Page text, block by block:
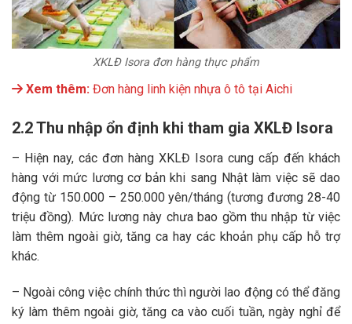
XKLĐ Isora đơn hàng thực phẩm
Xem thêm: Đơn hàng linh kiện nhựa ô tô tại Aichi
2.2 Thu nhập ổn định khi tham gia XKLĐ Isora
– Hiện nay, các đơn hàng XKLĐ Isora cung cấp đến khách
hàng với mức lương cơ bản khi sang Nhật làm việc sẽ dao
động từ 150.000 – 250.000 yên/tháng (tương đương 28-40
triệu đồng). Mức lương này chưa bao gồm thu nhập từ việc
làm thêm ngoài giờ, tăng ca hay các khoản phụ cấp hỗ trợ
khác.
– Ngoài công việc chính thức thì người lao động có thể đăng
ký làm thêm ngoài giờ, tăng ca vào cuối tuần, ngày nghỉ để